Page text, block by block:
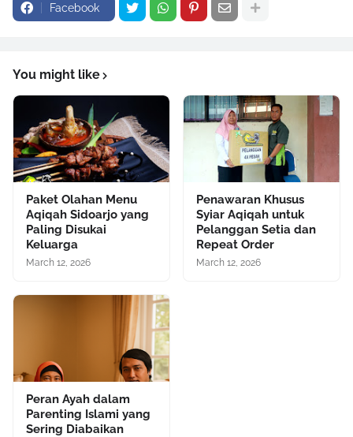
Facebook
You might like
Paket Olahan Menu
Aqiqah Sidoarjo yang
Paling Disukai
Keluarga
March 12, 2026
Penawaran Khusus
Syiar Aqiqah untuk
Pelanggan Setia dan
Repeat Order
March 12, 2026
Peran Ayah dalam
Parenting Islami yang
Sering Diabaikan